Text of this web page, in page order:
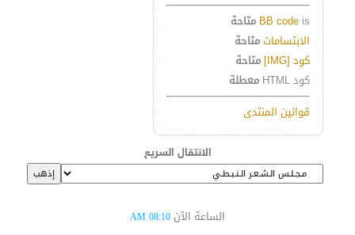
BB code is
متاحة
الابتساماتمتاحة
كود [IMG]
متاحة
كود HTML
معطلة
قوانين المنتدى
الانتقال السريع
الساعة الآن 08:10 AM